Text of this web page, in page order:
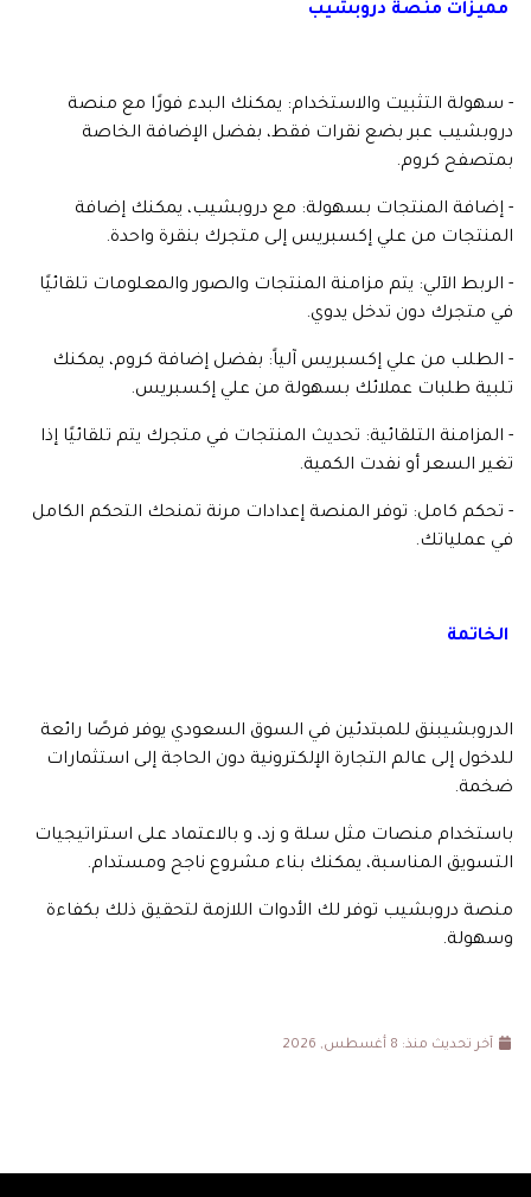
مميزات منصة دروبشيب
- سهولة التثبيت والاستخدام: يمكنك البدء فورًا مع منصة
دروبشيب عبر بضع نقرات فقط، بفضل الإضافة الخاصة
بمتصفح كروم.
- إضافة المنتجات بسهولة: مع دروبشيب، يمكنك إضافة
المنتجات من علي إكسبريس إلى متجرك بنقرة واحدة.
- الربط الآلي: يتم مزامنة المنتجات والصور والمعلومات تلقائيًا
في متجرك دون تدخل يدوي.
- الطلب من علي إكسبريس آلياً: بفضل إضافة كروم، يمكنك
تلبية طلبات عملائك بسهولة من علي إكسبريس.
- المزامنة التلقائية: تحديث المنتجات في متجرك يتم تلقائيًا إذا
تغير السعر أو نفدت الكمية.
- تحكم كامل: توفر المنصة إعدادات مرنة تمنحك التحكم الكامل
في عملياتك.
الخاتمة
الدروبشيبنق للمبتدئين في السوق السعودي يوفر فرصًا رائعة
للدخول إلى عالم التجارة الإلكترونية دون الحاجة إلى استثمارات
ضخمة.
باستخدام منصات مثل سلة و زد، و بالاعتماد على استراتيجيات
التسويق المناسبة، يمكنك بناء مشروع ناجح ومستدام.
منصة دروبشيب توفر لك الأدوات اللازمة لتحقيق ذلك بكفاءة
وسهولة.
آخر تحديث منذ: 8 أغسطس, 2026